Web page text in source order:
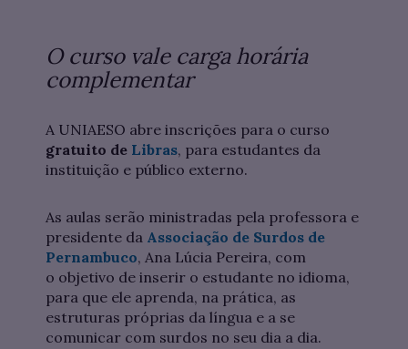
O curso vale carga horária
complementar
A UNIAESO abre inscrições para o curso
gratuito de Libras, para estudantes da
instituição e público externo.
As aulas serão ministradas pela professora e
presidente da Associação de Surdos de
Pernambuco, Ana Lúcia Pereira, com
o objetivo de inserir o estudante no idioma,
para que ele aprenda, na prática, as
estruturas próprias da língua e a se
comunicar com surdos no seu dia a dia.